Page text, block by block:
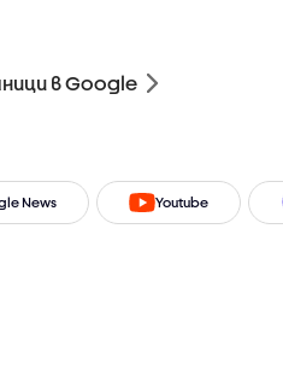
в Google
News Youtube